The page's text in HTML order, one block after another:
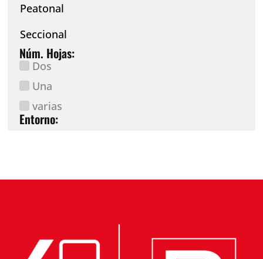
Peatonal
Seccional
Núm. Hojas:
Dos
Una
varias
Entorno: